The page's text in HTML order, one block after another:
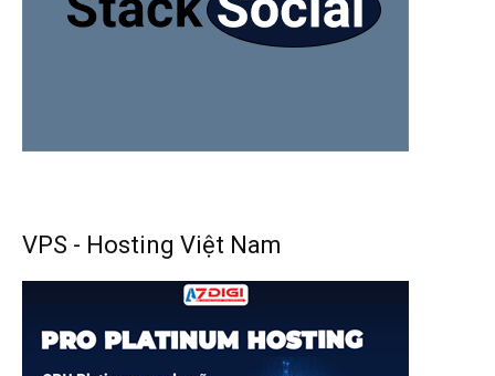
VPS - Hosting Việt Nam